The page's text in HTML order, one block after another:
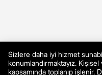
Sizlere daha iyi hizmet
konumlandırmaktayız.
kapsamında toplanıp işlenir.